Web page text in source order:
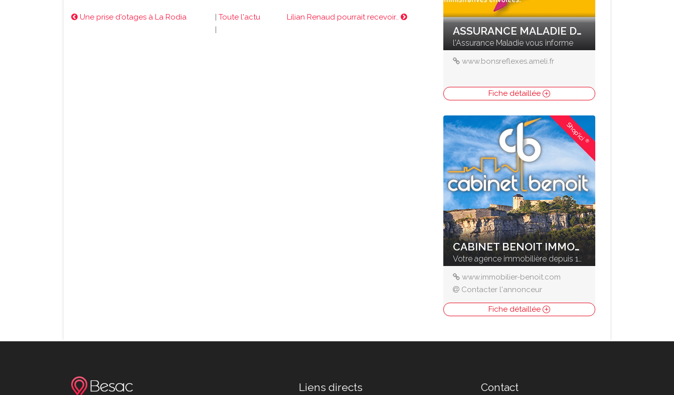
Une prise d'otages à La Rodia | Toute l'actu
|
Lilian Renaud pourrait recevoir..
ASSURANCE MALADIE DU DOUBS
l'Assurance Maladie vous informe
www.bonsreflexes.ameli.fr
Fiche détaillée
Shop'ici®
CABINET BENOIT IMMOBILIER
Votre agence immobilière depuis 1961
www.immobilier-benoit.com
Contacter l'annonceur
Fiche détaillée
Liens directs Contact